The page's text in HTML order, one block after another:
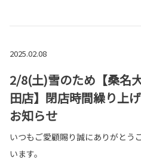
2025.02.08
2/8(土)雪のため【桑名
田店】閉店時間繰り上
お知らせ
いつもご愛顧賜り誠にありがとう
います。